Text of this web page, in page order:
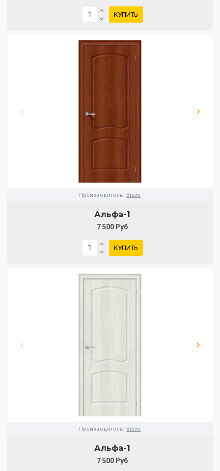
КУПИТЬ
Производитель: Bravo
Альфа-1
7 500 Руб
КУПИТЬ
Производитель: Bravo
Альфа-1
7 500 Руб